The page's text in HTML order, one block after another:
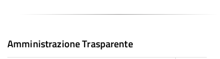
Amministrazione Trasparente